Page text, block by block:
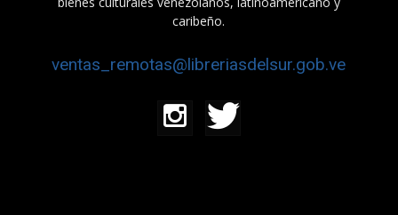
caribeño.
ventas_remotas@libreriasdelsur.gob.ve